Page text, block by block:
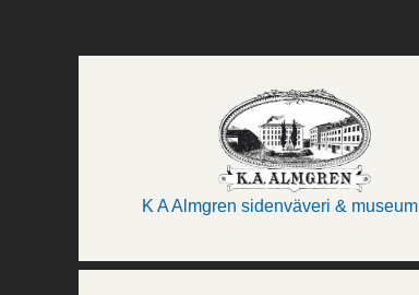
K A Almgren sidenväveri & museum